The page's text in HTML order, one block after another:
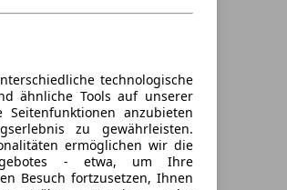
technologische
ähnliche Tools auf unserer
anzubieten
zu gewährleisten.
ermöglichen wir die
- etwa, um Ihre
Besuch fortzusetzen, Ihnen